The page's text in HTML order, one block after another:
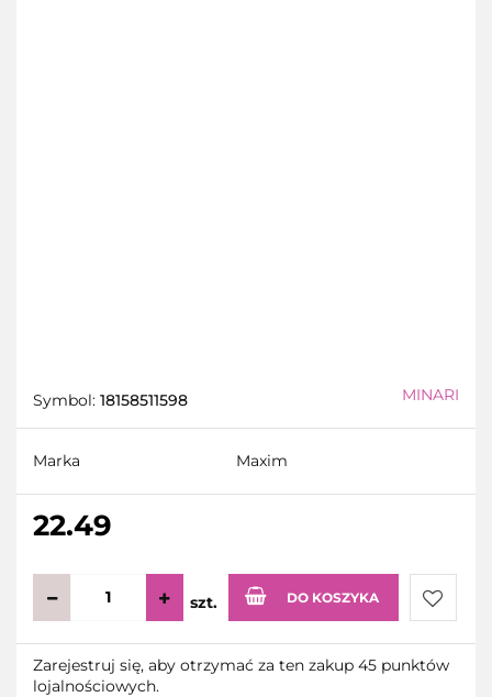
Symbol: 18158511598 MINARI
Marka Maxim
22.49
szt. DO KOSZYKA
Do
Zarejestruj się, aby otrzymać za ten zakup 45 punktów
lojalnościowych.